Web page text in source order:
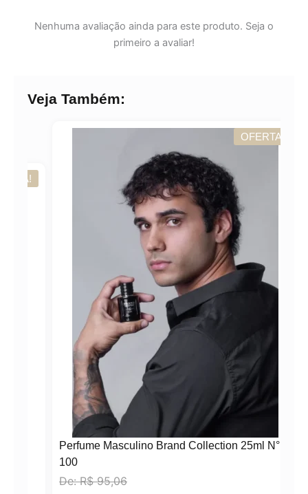
Nenhuma avaliação ainda para este produto. Seja o
primeiro a avaliar!
Veja Também:
OFERTA!
Perfume Masculino Brand Collection 25ml N°
R$95,06